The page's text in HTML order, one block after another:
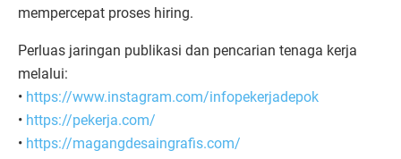
mempercepat proses hiring.
Perluas jaringan publikasi dan pencarian tenaga kerja
melalui:
• https://www.instagram.com/infopekerjadepok
• https://pekerja.com/
• https://magangdesaingrafis.com/